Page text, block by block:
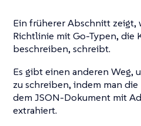
Ein früherer Abschnitt zeigt,
Richtlinie mit Go-Typen, die
beschreiben, schreibt.
Es gibt einen anderen Weg,
zu schreiben, indem man
dem JSON-Dokument mit
extrahiert.